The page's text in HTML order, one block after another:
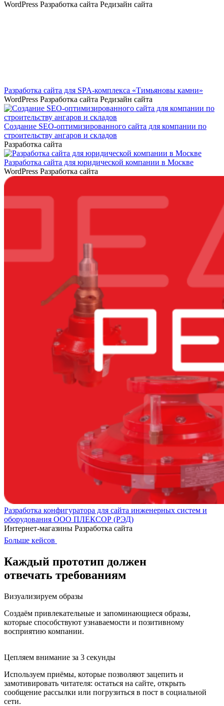
WordPress Разработка сайта Редизайн сайта
Разработка сайта для SPA-комплекса «Тимьяновы камни»
WordPress Разработка сайта Редизайн сайта
Создание SEO-оптимизированного сайта для компании по
строительству ангаров и складов
Разработка сайта
Разработка сайта для юридической компании в Москве
WordPress Разработка сайта
Разработка конфигуратора для сайта инженерных систем и
оборудования ООО ПЛЕКСОР (РЭД)
Интернет-магазины Разработка сайта
Больше кейсов
Каждый прототип должен
отвечать требованиям
Визуализируем образы
Создаём привлекательные и запоминающиеся образы,
которые способствуют узнаваемости и позитивному
восприятию компании.
Цепляем внимание за 3 секунды
Используем приёмы, которые позволяют зацепить и
замотивировать читателя: остаться на сайте, открыть
сообщение рассылки или погрузиться в пост в социальной
сети.